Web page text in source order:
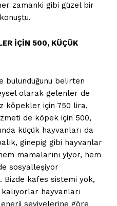
zamanki gibi güzel bir
İÇİN 500, KÜÇÜK
bulunduğunu belirten
olarak gelenler de
köpekler için 750 lira,
de köpek için 500,
küçük hayvanları da
ginepig gibi hayvanlar
mamalarını yiyor, hem
sosyalleşiyor
kafes sistemi yok,
hayvanları
seviyelerine göre